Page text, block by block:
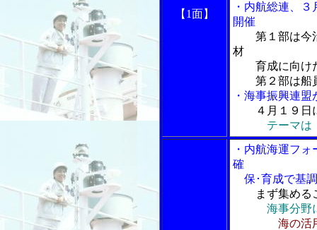
【1面】
・内航総連、
開催
第１部は今
材
育成に向け
第２部は船員
・海事振興連
４月１９日
テーマは
・内航海運フ
確
保･育成で基
まず集める
海事分野
海の活